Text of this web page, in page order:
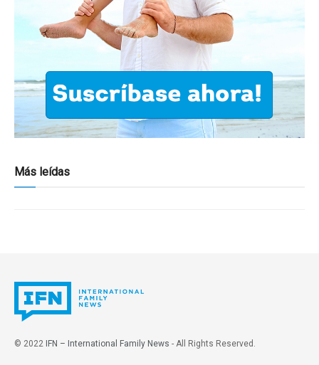
Más leídas
© 2022 IFN – International Family News - All Rights Reserved.